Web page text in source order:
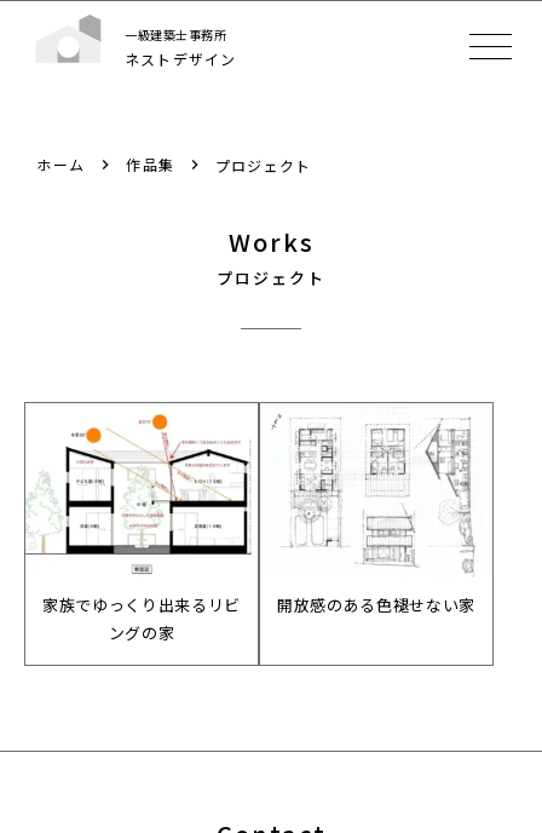
一級建築士事務所
ネストデザイン
ホーム 作品集 プロジェクト
Works
プロジェクト
家族でゆっくり出来るリビ
ングの家
開放感のある色褪せない家